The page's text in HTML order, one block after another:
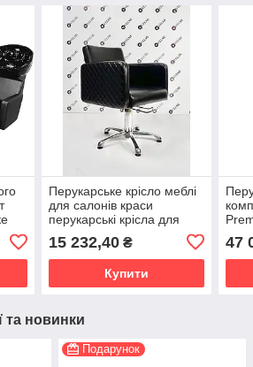
Перукарське крісло меблі
для салонів краси
перукарські крісла для
V_M_884
15 232,40₴
Купити
47
та новинки
Подарунок